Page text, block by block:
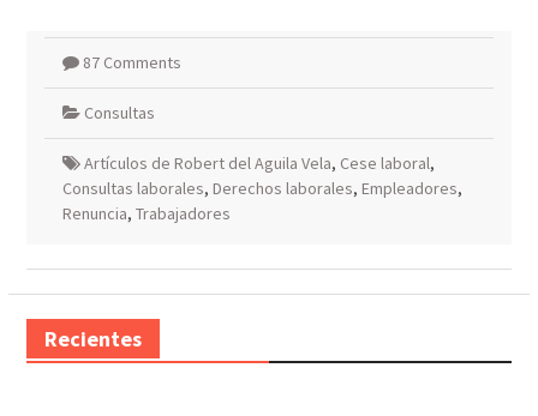
87 Comments
Consultas
Artículos de Robert del Aguila Vela, Cese laboral,
Consultas laborales, Derechos laborales, Empleadores,
Renuncia, Trabajadores
Recientes